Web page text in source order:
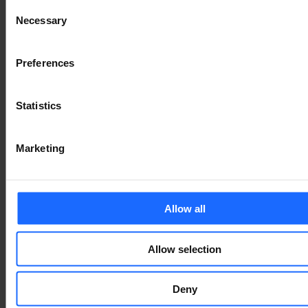
Selection
Necessary
Preferences
Statistics
Marketing
Allow all
Allow selection
Deny
БАЗА ЗНАНЬ
WIKI
знайти все: від найновішої мікропрограми,
сценаріїв використання та журналів змін до
сертифікатів і посібників для першого запуску.
ОТРИМАТИ ДОСТУП ДО WIKI